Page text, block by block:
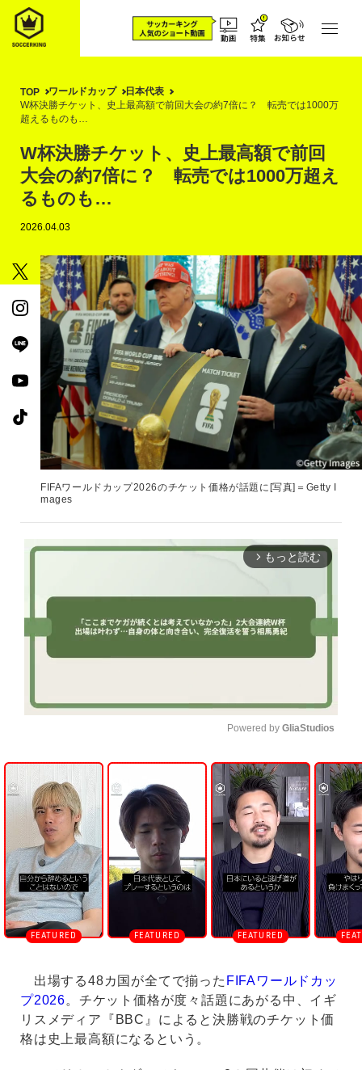
TOP ワールドカップ
日本代表
W杯決勝チケット、史上最高額で前回大会の約7倍に？ 転売では1000万
超えるものも…
W杯決勝チケット、史上最高額で前回
大会の約7倍に？ 転売では1000万超え
るものも…
2026.04.03
FIFAワールドカップ2026のチケット価格が話題に[写真]＝Getty I
mages
arrow_forward_ios もっと読む
U
n
m
u
t
e
Powered by GliaStudios
出場する48カ国が全てで揃った FIFAワールドカッ
プ2026。チケット価格が度々話題にあがる中、イギ
リスメディア『BBC』によると決勝戦のチケット価
格は史上最高額になるという。